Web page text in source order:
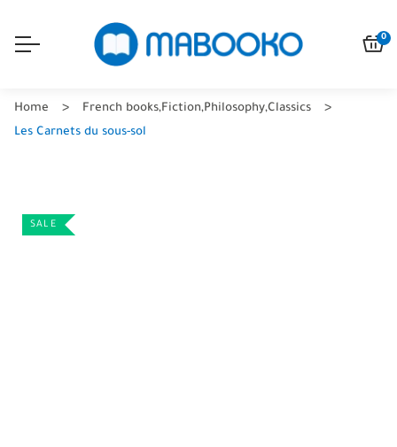
0
Home French books,Fiction,Philosophy,Classics
Les Carnets du sous-sol
SALE